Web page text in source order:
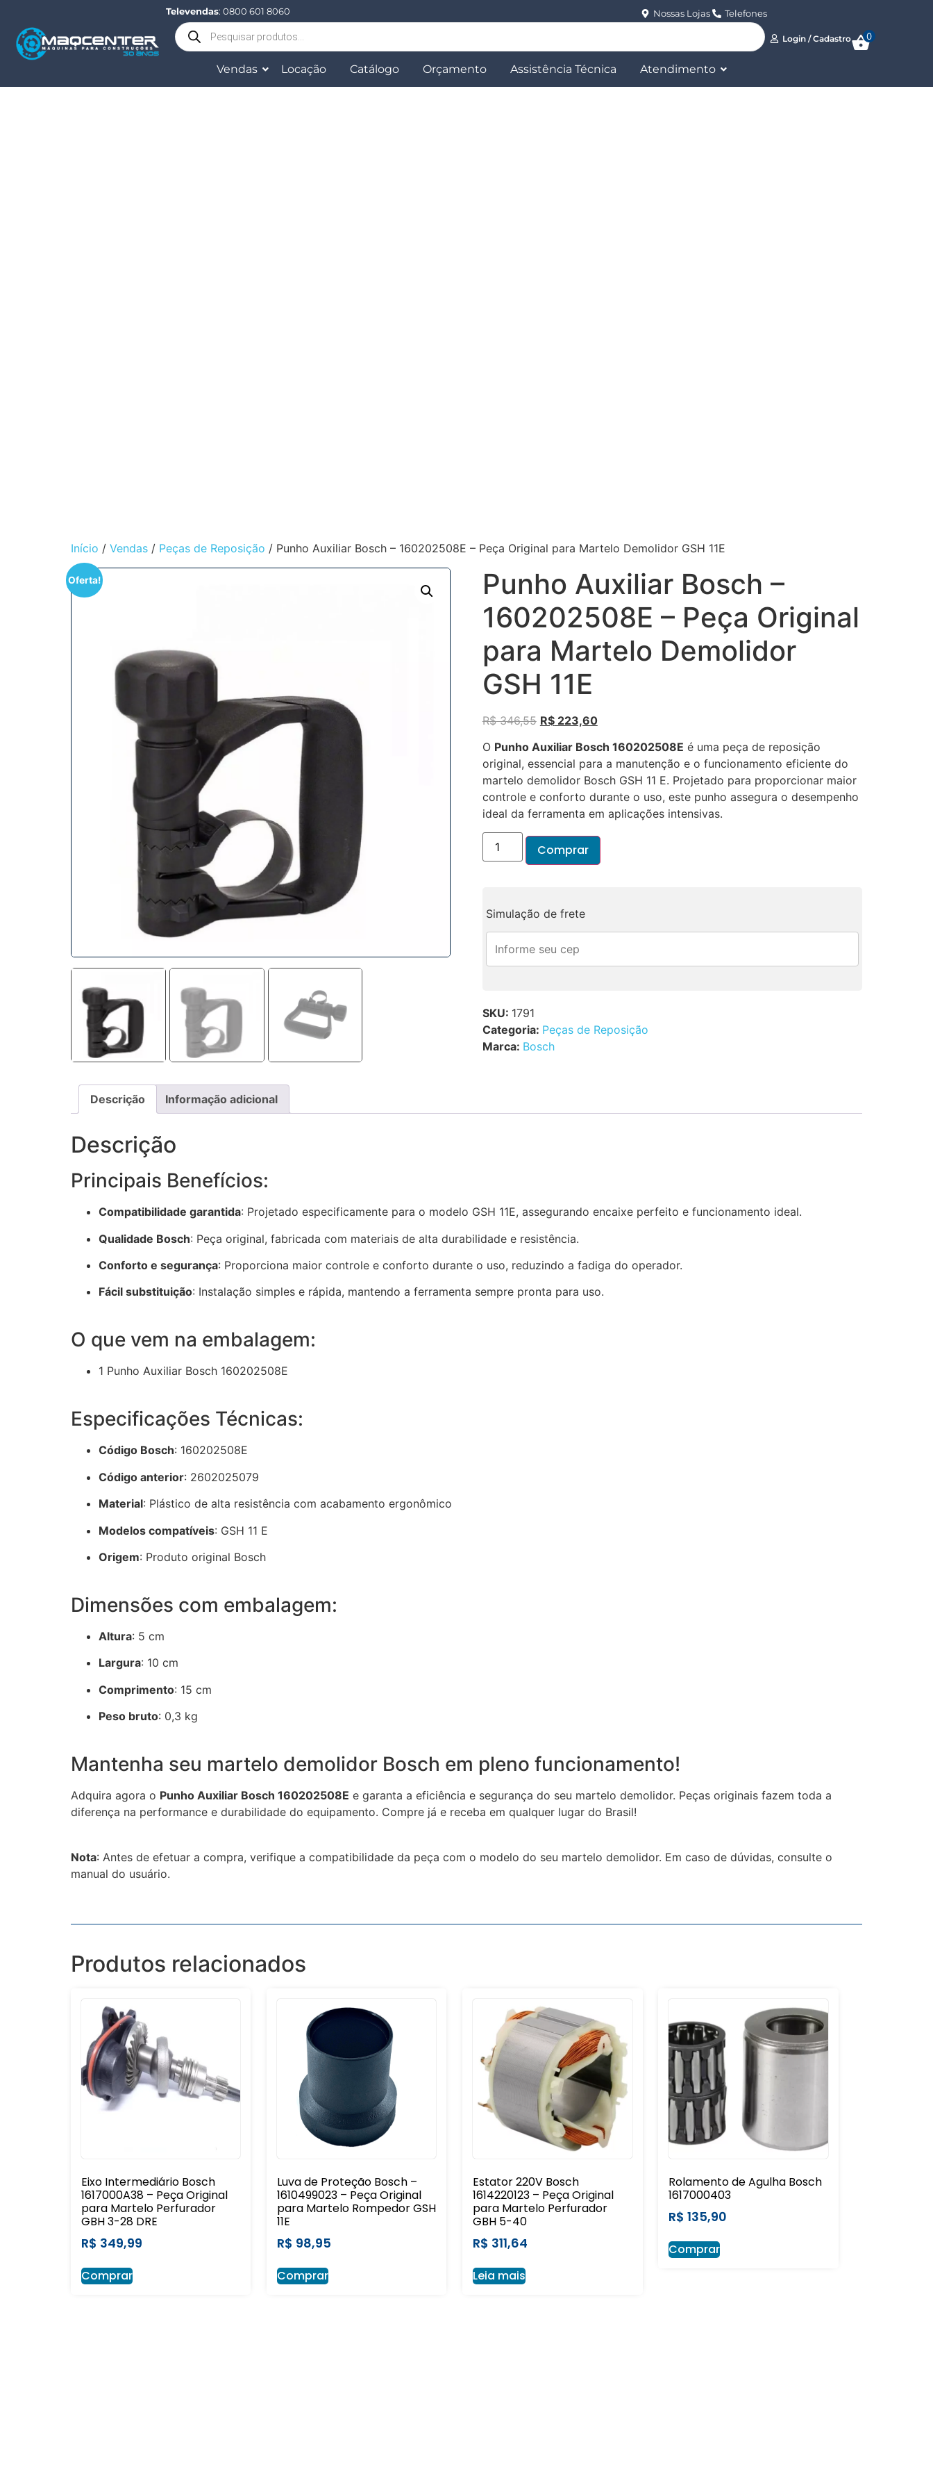
Televendas: 0800 601 8060 Nossas Lojas Telefones
Vendas Locação Catálogo Orçamento Assistência Técnica Atendimento
Login / Cadastro 0
Início / Vendas / Peças de Reposição / Punho Auxiliar Bosch – 160202508E – Peça Original para Martelo Demolidor GSH 11E
Oferta!
Punho Auxiliar Bosch –
160202508E – Peça Original
para Martelo Demolidor
GSH 11E
R$346,55 R$223,60
O Punho Auxiliar Bosch 160202508E é uma peça de reposição
original, essencial para a manutenção e o funcionamento eficiente do
martelo demolidor Bosch GSH 11 E. Projetado para proporcionar maior
controle e conforto durante o uso, este punho assegura o desempenho
ideal da ferramenta em aplicações intensivas.
Comprar
Simulação de frete
SKU: 1791
Categoria: Peças de Reposição
Marca: Bosch
Descrição Informação adicional
Descrição
Principais Benefícios:
Compatibilidade garantida: Projetado especificamente para o modelo GSH 11E, assegurando encaixe perfeito e funcionamento ideal.
Qualidade Bosch: Peça original, fabricada com materiais de alta durabilidade e resistência.
Conforto e segurança: Proporciona maior controle e conforto durante o uso, reduzindo a fadiga do operador.
Fácil substituição: Instalação simples e rápida, mantendo a ferramenta sempre pronta para uso.
O que vem na embalagem:
1 Punho Auxiliar Bosch 160202508E
Especificações Técnicas:
Código Bosch: 160202508E
Código anterior: 2602025079
Material: Plástico de alta resistência com acabamento ergonômico
Modelos compatíveis: GSH 11 E
Origem: Produto original Bosch
Dimensões com embalagem:
Altura: 5 cm
Largura: 10 cm
Comprimento: 15 cm
Peso bruto: 0,3 kg
Mantenha seu martelo demolidor Bosch em pleno funcionamento!
Adquira agora o Punho Auxiliar Bosch 160202508E e garanta a eficiência e segurança do seu martelo demolidor. Peças originais fazem toda a
diferença na performance e durabilidade do equipamento. Compre já e receba em qualquer lugar do Brasil!
Nota: Antes de efetuar a compra, verifique a compatibilidade da peça com o modelo do seu martelo demolidor. Em caso de dúvidas, consulte o
manual do usuário.
Produtos relacionados
Eixo Intermediário Bosch
1617000A38 – Peça Original
para Martelo Perfurador
GBH 3-28 DRE
R$ 349,99
Comprar
Luva de Proteção Bosch –
1610499023 – Peça Original
para Martelo Rompedor GSH
11E
R$ 98,95
Comprar
Estator 220V Bosch
1614220123 – Peça Original
para Martelo Perfurador
GBH 5-40
R$ 311,64
Leia mais
Rolamento de Agulha Bosch
1617000403
R$ 135,90
Comprar